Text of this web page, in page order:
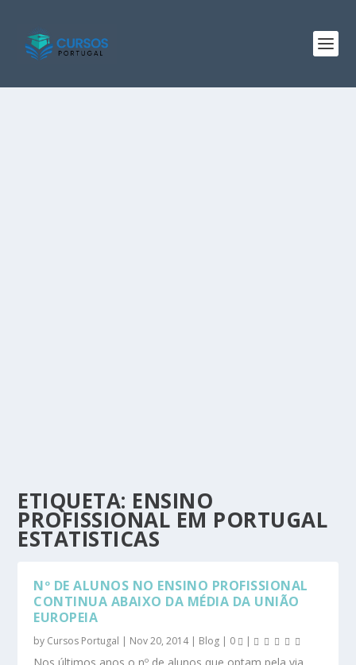
ETIQUETA: ENSINO
PROFISSIONAL EM PORTUGAL
ESTATISTICAS
Nº DE ALUNOS NO ENSINO PROFISSIONAL
CONTINUA ABAIXO DA MÉDIA DA UNIÃO
EUROPEIA
by Cursos Portugal | Nov 20, 2014| Blog | 0 |